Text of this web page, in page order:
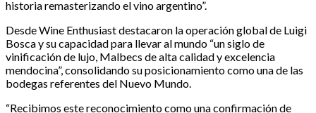
historia remasterizando el vino argentino”.
Desde Wine Enthusiast destacaron la operación global de Luigi
Bosca y su capacidad para llevar al mundo “un siglo de
vinificación de lujo, Malbecs de alta calidad y excelencia
mendocina”, consolidando su posicionamiento como una de las
bodegas referentes del Nuevo Mundo.
“Recibimos este reconocimiento como una confirmación de